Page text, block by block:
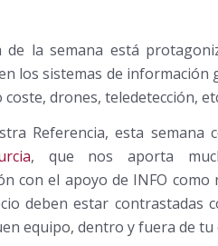
de la semana está
los sistemas de
drones, teledetección,
Referencia, esta semana
, que nos aporta
con el apoyo de INFO
deben estar contrastadas
equipo, dentro y fuera de tu